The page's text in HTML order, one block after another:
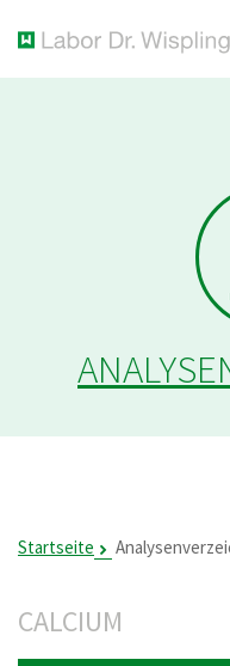
Startseite
CALCIUM